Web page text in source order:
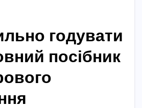
годувати
посібник